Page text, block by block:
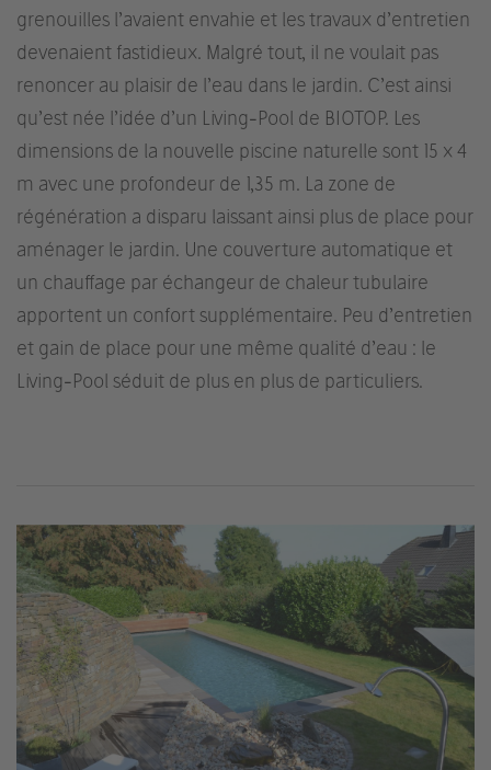
grenouilles l’avaient envahie et les travaux d’entretien
devenaient fastidieux. Malgré tout, il ne voulait pas
renoncer au plaisir de l’eau dans le jardin. C’est ainsi
qu’est née l’idée d’un Living-Pool de BIOTOP. Les
dimensions de la nouvelle piscine naturelle sont 15 x 4
m avec une profondeur de 1,35 m. La zone de
régénération a disparu laissant ainsi plus de place pour
aménager le jardin. Une couverture automatique et
un chauffage par échangeur de chaleur tubulaire
apportent un confort supplémentaire. Peu d’entretien
et gain de place pour une même qualité d’eau : le
Living-Pool séduit de plus en plus de particuliers.